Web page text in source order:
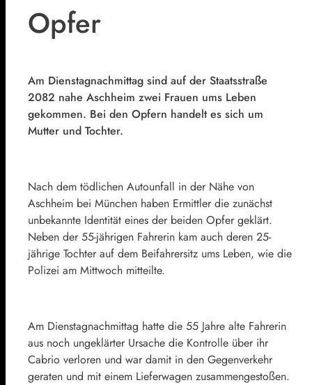
Opfer
Am Dienstagnachmittag sind auf der Staatsstraße
2082 nahe Aschheim zwei Frauen ums Leben
gekommen. Bei den Opfern handelt es sich um
Mutter und Tochter.
Nach dem tödlichen Autounfall in der Nähe von
Aschheim bei München haben Ermittler die zunächst
unbekannte Identität eines der beiden Opfer geklärt.
Neben der 55-jährigen Fahrerin kam auch deren 25-
jährige Tochter auf dem Beifahrersitz ums Leben, wie die
Polizei am Mittwoch mitteilte.
Am Dienstagnachmittag hatte die 55 Jahre alte Fahrerin
aus noch ungeklärter Ursache die Kontrolle über ihr
Cabrio verloren und war damit in den Gegenverkehr
geraten und mit einem Lieferwagen zusammengestoßen.